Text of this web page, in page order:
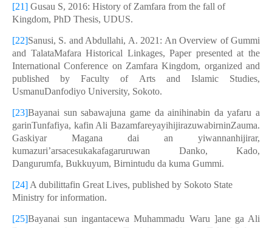
[21] Gusau S, 2016: History of Zamfara from the fall of
Kingdom, PhD Thesis, UDUS.
[22]Sanusi, S. and Abdullahi, A. 2021: An Overview of Gummi
and TalataMafara Historical Linkages, Paper presented at the
International Conference on Zamfara Kingdom, organized and
published by Faculty of Arts and Islamic Studies,
UsmanuDanfodiyo University, Sokoto.
[23]Bayanai sun sabawajuna game da ainihinabin da yafaru a
garinTunfafiya, kafin Ali BazamfareyayihijirazuwabirninZauma.
Gaskiyar Magana dai an yiwannanhijirar,
kumazuri’arsacesukakafagaruruwan Danko, Kado,
Dangurumfa, Bukkuyum, Birnintudu da kuma Gummi.
[24] A dubilittafin Great Lives, published by Sokoto State
Ministry for information.
[25]Bayanai sun ingantacewa Muhammadu Waru ]ane ga Ali